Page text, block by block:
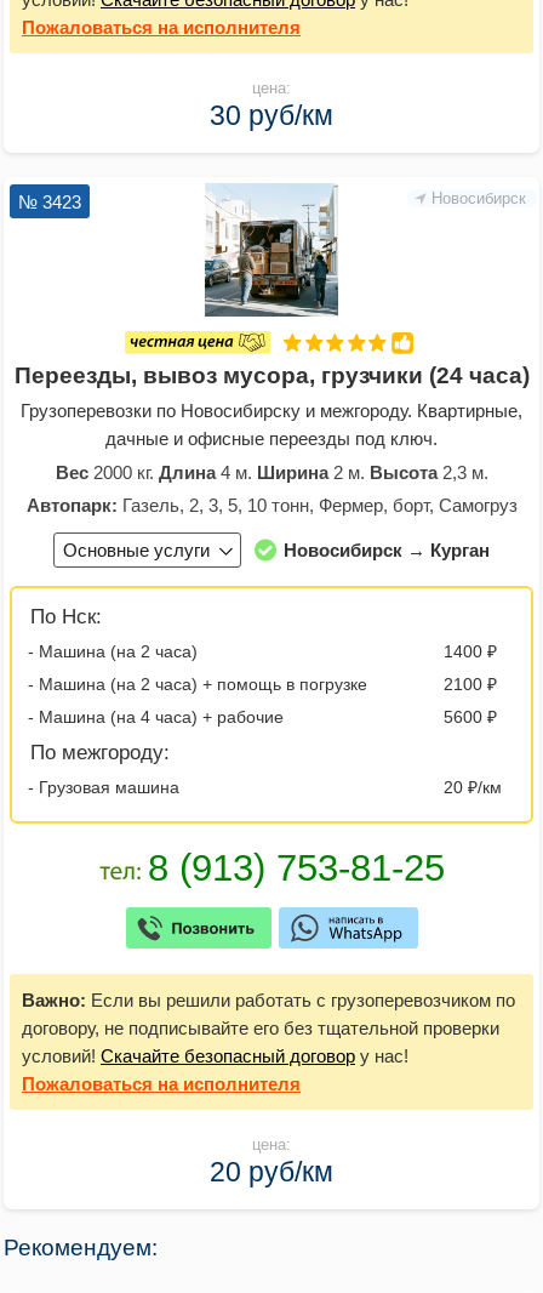
Пожаловаться на исполнителя
цена:
30 руб/км
Новосибирск
№ 3423
Переезды, вывоз мусора, грузчики (24 часа)
Грузоперевозки по Новосибирску и межгороду. Квартирные,
дачные и офисные переезды под ключ.
Вес2000 кг. Длина4 м. Ширина2 м. Высота2,3 м.
Автопарк: Газель, 2, 3, 5, 10 тонн, Фермер, борт, Самогруз
Основные услуги Новосибирск → Курган
По Нск:
- Машина (на 2 часа)
1400 ₽
- Машина (на 2 часа) + помощь в погрузке
2100 ₽
- Машина (на 4 часа) + рабочие
5600 ₽
По межгороду:
- Грузовая машина 20 ₽/км
Важно: Если вы решили работать с грузоперевозчиком по
договору, не подписывайте его без тщательной проверки
условий! Скачайте безопасный договор у нас!
Пожаловаться на исполнителя
цена:
20 руб/км
Рекомендуем: